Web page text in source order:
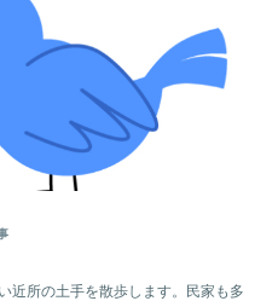
近所の土手を散歩します。民家も多